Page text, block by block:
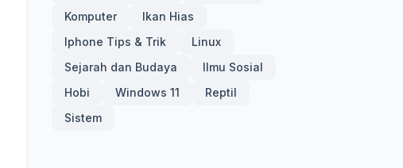
Komputer
Ikan Hias
Iphone Tips & Trik
Linux
Sejarah dan Budaya
Ilmu Sosial
Hobi
Windows 11
Reptil
Sistem